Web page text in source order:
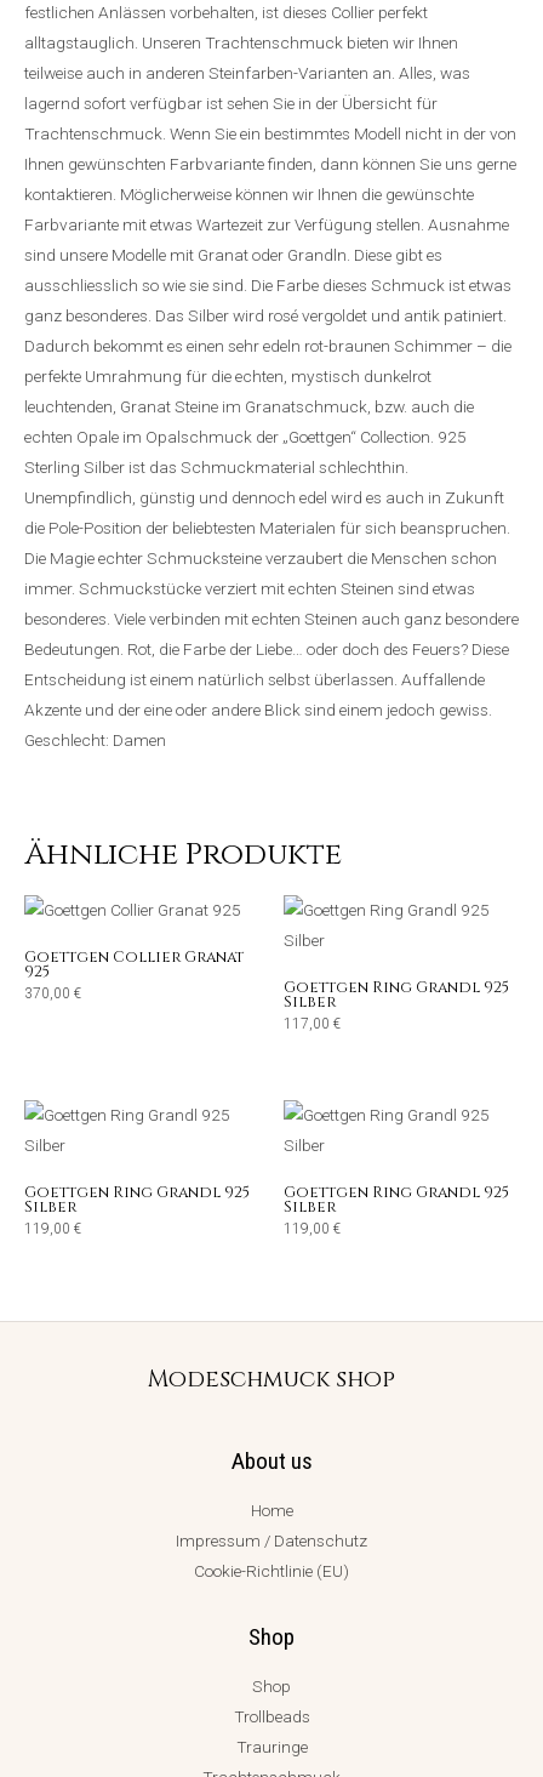
festlichen Anlässen vorbehalten, ist dieses Collier perfekt
alltagstauglich. Unseren Trachtenschmuck bieten wir Ihnen
teilweise auch in anderen Steinfarben-Varianten an. Alles, was
lagernd sofort verfügbar ist sehen Sie in der Übersicht für
Trachtenschmuck. Wenn Sie ein bestimmtes Modell nicht in der von
Ihnen gewünschten Farbvariante finden, dann können Sie uns gerne
kontaktieren. Möglicherweise können wir Ihnen die gewünschte
Farbvariante mit etwas Wartezeit zur Verfügung stellen. Ausnahme
sind unsere Modelle mit Granat oder Grandln. Diese gibt es
ausschliesslich so wie sie sind. Die Farbe dieses Schmuck ist etwas
ganz besonderes. Das Silber wird rosé vergoldet und antik patiniert.
Dadurch bekommt es einen sehr edeln rot-braunen Schimmer – die
perfekte Umrahmung für die echten, mystisch dunkelrot
leuchtenden, Granat Steine im Granatschmuck, bzw. auch die
echten Opale im Opalschmuck der „Goettgen“ Collection. 925
Sterling Silber ist das Schmuckmaterial schlechthin.
Unempfindlich, günstig und dennoch edel wird es auch in Zukunft
die Pole-Position der beliebtesten Materialen für sich beanspruchen.
Die Magie echter Schmucksteine verzaubert die Menschen schon
immer. Schmuckstücke verziert mit echten Steinen sind etwas
besonderes. Viele verbinden mit echten Steinen auch ganz besondere
Bedeutungen. Rot, die Farbe der Liebe… oder doch des Feuers? Diese
Entscheidung ist einem natürlich selbst überlassen. Auffallende
Akzente und der eine oder andere Blick sind einem jedoch gewiss.
Geschlecht: Damen
Ähnliche Produkte
Goettgen Collier Granat
925
370,00 € Goettgen Ring Grandl 925
Silber
117,00 €
Goettgen Ring Grandl 925
Silber
119,00 €
Goettgen Ring Grandl 925
Silber
119,00 €
Modeschmuck shop
About us
Home
Impressum / Datenschutz
Cookie-Richtlinie (EU)
Shop
Shop
Trollbeads
Trauringe